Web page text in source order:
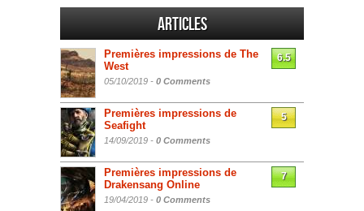
Articles
Premières impressions de The
West
05/10/2019 - 0 Comments
6.5
Premières impressions de
Seafight
14/09/2019 - 0 Comments
5
Premières impressions de
Drakensang Online
19/04/2019 - 0 Comments
7